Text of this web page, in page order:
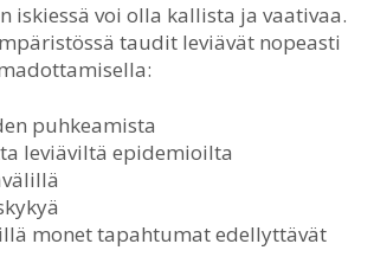
iskiessä voi olla kallista ja vaativaa.
taudit leviävät nopeasti
puhkeamista
leviäviltä epidemioilta
monet tapahtumat edellyttävät